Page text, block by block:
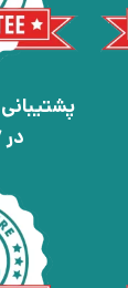
در 7 روز هفته